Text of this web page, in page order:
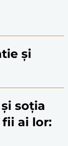
și
soția
fii ai lor: